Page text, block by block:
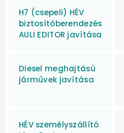
H7 (csepeli) HÉV
biztosítóberendezés
AULI EDITOR javítása
Diesel meghajtású
járművek javítása
HÉV személyszállító